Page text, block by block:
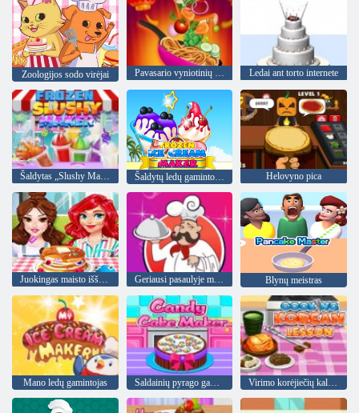
Zoologijos sodo virėjai Pavasario vyniotinių gaminimas Ledai ant torto internete
Šaldytas „Slushy Maker“ Šaldytų ledų gamintojas Helovyno pica
Juokingas maisto iššūkis Geriausi pasaulyje maisto gaminimo receptai Blynų meistras
Mano ledų gamintojas Saldainių pyrago gamintoja